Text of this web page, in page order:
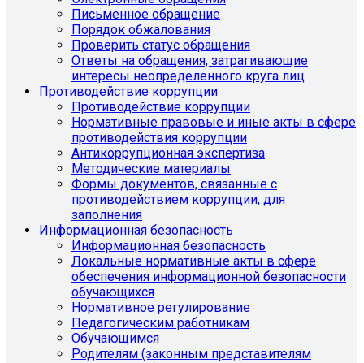
Письменное обращение
Порядок обжалования
Проверить статус обращения
Ответы на обращения, затрагивающие
интересы неопределенного круга лиц
Противодействие коррупции
Противодействие коррупции
Нормативные правовые и иные акты в сфере
противодействия коррупции
Антикоррупционная экспертиза
Методические материалы
Формы документов, связанные с
противодействием коррупции, для
заполнения
Информационная безопасность
Информационная безопасность
Локальные нормативные акты в сфере
обеспечения информационной безопасности
обучающихся
Нормативное регулирование
Педагогическим работникам
Обучающимся
Родителям (законным представителям